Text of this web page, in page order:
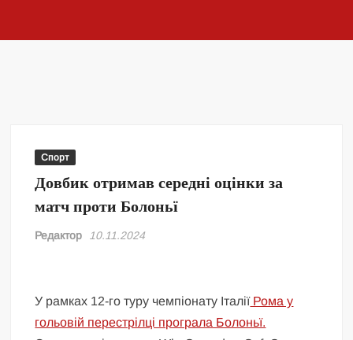
Спорт
Довбик отримав середні оцінки за
матч проти Болоньї
Редактор 10.11.2024
У рамках 12-го туру чемпіонату ІталіїРома у
гольовій перестрілці програла Болоньї.